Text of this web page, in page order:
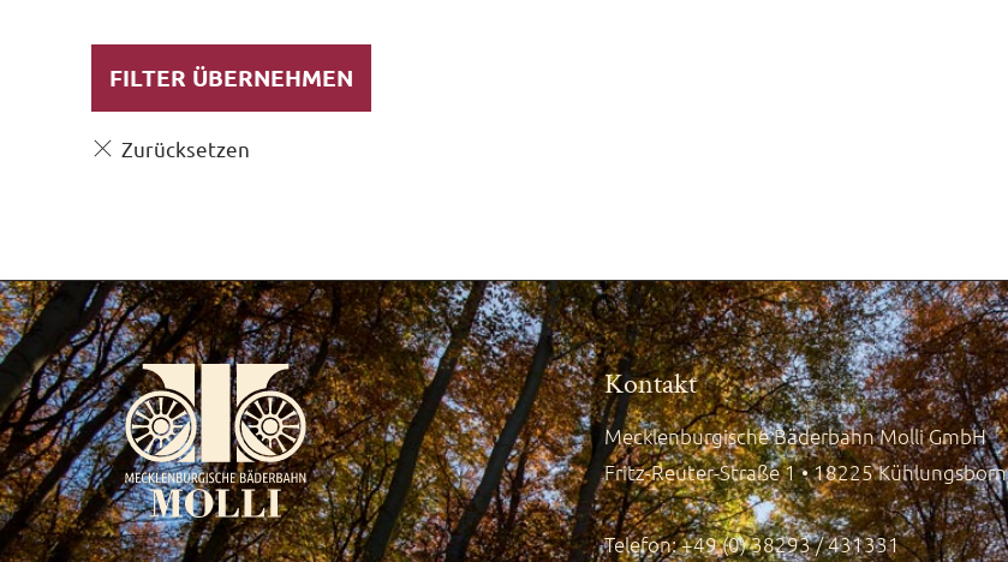
FILTER ÜBERNEHMEN
Kontakt
Mecklenburgische Bäderbahn Molli GmbH
Fritz-Reuter-Straße 1 • 18225 Kühlungsborn
Telefon: +49 (0) 38293 / 431331